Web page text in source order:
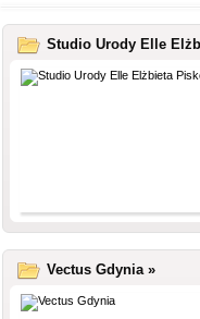
Studio Urody Elle
Vectus Gdynia »